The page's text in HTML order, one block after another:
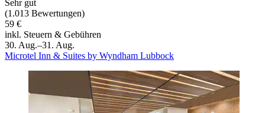
Sehr gut
(1.013 Bewertungen)
59 €
inkl. Steuern & Gebühren
30. Aug.–31. Aug.
Microtel Inn & Suites by Wyndham Lubbock